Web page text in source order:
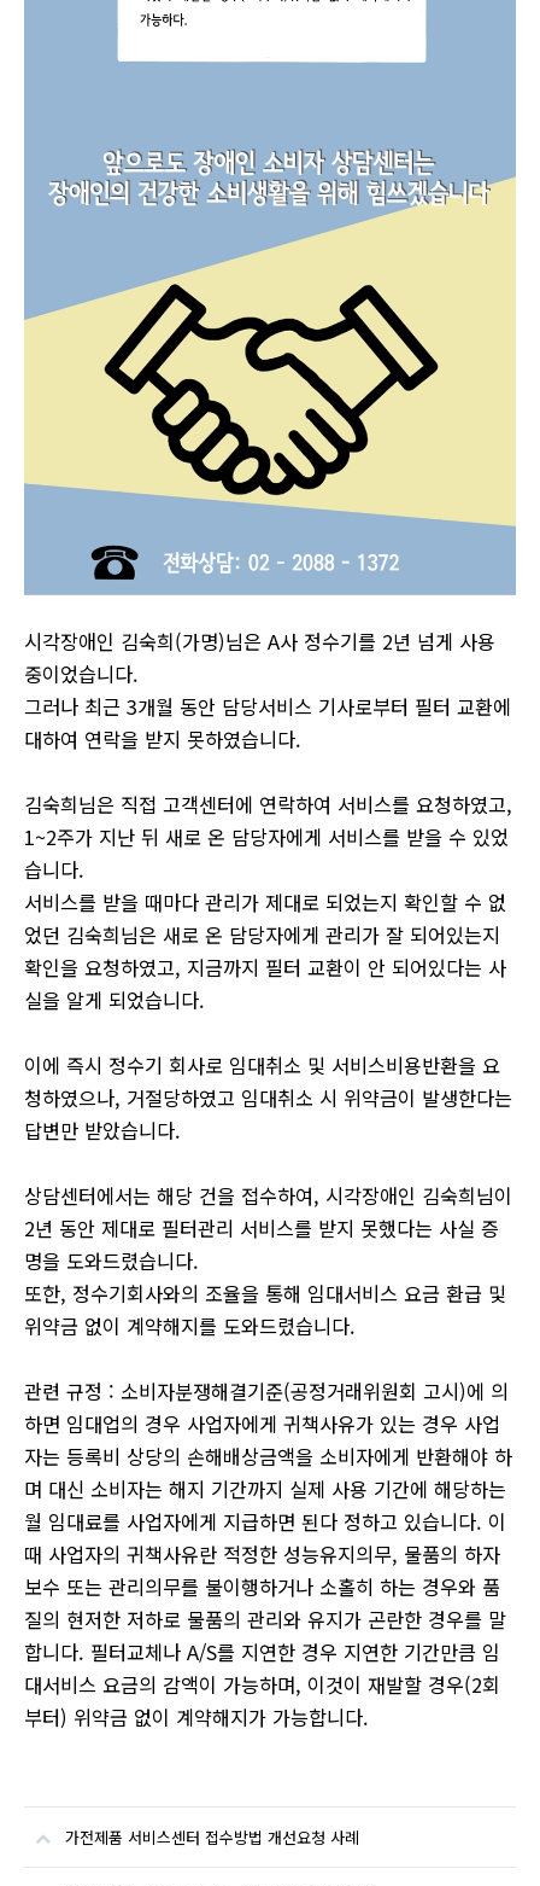
시각장애인 김숙희(가명)님은 A사 정수기를 2년 넘게 사용
중이었습니다.
그러나 최근 3개월 동안 담당서비스 기사로부터 필터 교환에
대하여 연락을 받지 못하였습니다.
김숙희님은 직접 고객센터에 연락하여 서비스를 요청하였고,
1~2주가 지난 뒤 새로 온 담당자에게 서비스를 받을 수 있었
습니다.
서비스를 받을 때마다 관리가 제대로 되었는지 확인할 수 없
었던 김숙희님은 새로 온 담당자에게 관리가 잘 되어있는지
확인을 요청하였고, 지금까지 필터 교환이 안 되어있다는 사
실을 알게 되었습니다.
이에 즉시 정수기 회사로 임대취소 및 서비스비용반환을 요
청하였으나, 거절당하였고 임대취소 시 위약금이 발생한다는
답변만 받았습니다.
상담센터에서는 해당 건을 접수하여, 시각장애인 김숙희님이
2년 동안 제대로 필터관리 서비스를 받지 못했다는 사실 증
명을 도와드렸습니다.
또한, 정수기회사와의 조율을 통해 임대서비스 요금 환급 및
위약금 없이 계약해지를 도와드렸습니다.
관련 규정 : 소비자분쟁해결기준(공정거래위원회 고시)에 의
하면 임대업의 경우 사업자에게 귀책사유가 있는 경우 사업
자는 등록비 상당의 손해배상금액을 소비자에게 반환해야 하
며 대신 소비자는 해지 기간까지 실제 사용 기간에 해당하는
월 임대료를 사업자에게 지급하면 된다 정하고 있습니다. 이
때 사업자의 귀책사유란 적정한 성능유지의무, 물품의 하자
보수 또는 관리의무를 불이행하거나 소홀히 하는 경우와 품
질의 현저한 저하로 물품의 관리와 유지가 곤란한 경우를 말
합니다. 필터교체나 A/S를 지연한 경우 지연한 기간만큼 임
대서비스 요금의 감액이 가능하며, 이것이 재발할 경우(2회
부터) 위약금 없이 계약해지가 가능합니다.
가전제품 서비스센터 접수방법 개선요청 사례